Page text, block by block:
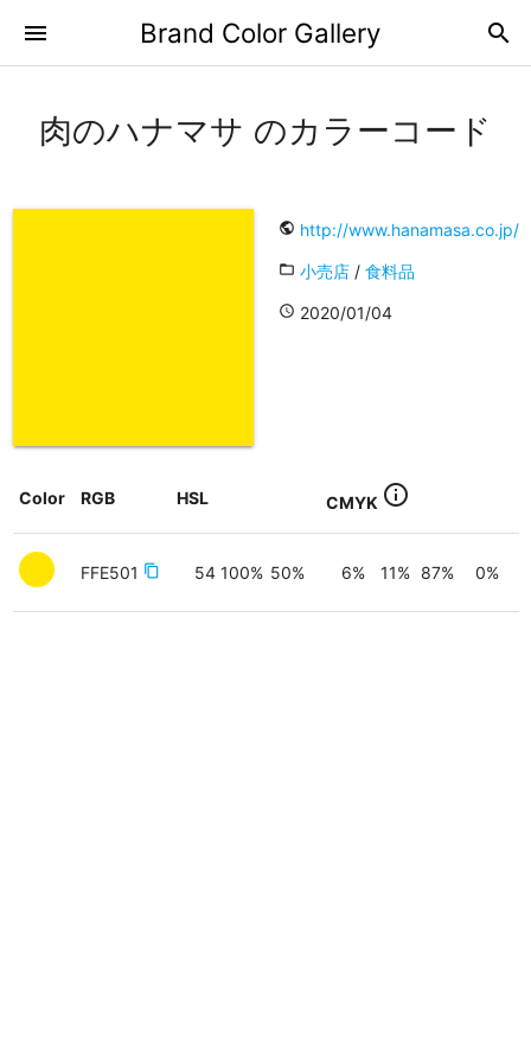
Brand Color Gallery search
menu
肉のハナマサ のカラーコード
public http://www.hanamasa.co.jp/
folder_open 小売店 / 食料品
access_time 2020/01/04
Color RGB HSL CMYK info_outline
FFE501 content_copy 54 100% 50% 6% 11% 87% 0%